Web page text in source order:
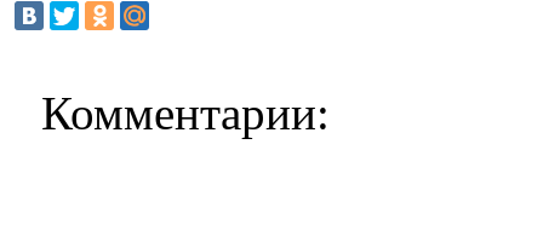
Комментарии: